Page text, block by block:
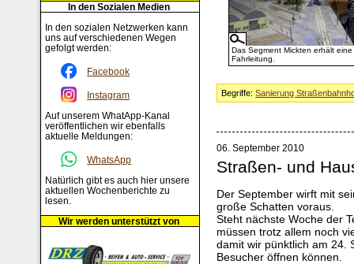
Das Segment Mickten erhält
Fahrleitung.
Begriffe:Sanierung
06. September 2010
Straßen- und
Der September wirft mit
große Schatten voraus.
Steht nächste Woche der
müssen trotz allem noch
damit wir pünktlich am 24.
Besucher öffnen können.
In den Sozialen Medien
In den sozialen Netzwerken kann
uns auf verschiedenen Wegen
gefolgt werden:
Facebook
Instagram
Auf unserem WhatApp-Kanal
veröffentlichen wir ebenfalls
aktuelle Meldungen:
WhatsApp
Natürlich gibt es auch hier unsere
aktuellen Wochenberichte zu
lesen.
Wir werden unterstützt von